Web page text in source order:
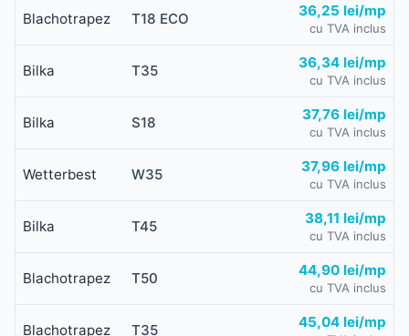
Blachotrapez T18 ECO 36,25 lei/mp
cu TVA inclus
Bilka T35 36,34 lei/mp
cu TVA inclus
Bilka S18 37,76 lei/mp
cu TVA inclus
Wetterbest W35 37,96 lei/mp
cu TVA inclus
Bilka T45 38,11 lei/mp
cu TVA inclus
Blachotrapez T50 44,90 lei/mp
cu TVA inclus
Blachotrapez T35 45,04 lei/mp